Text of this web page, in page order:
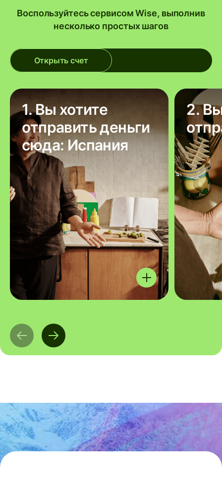
Воспользуйтесь сервисом Wise, выполнив
несколько простых шагов
Открыть счет
1. Вы хотите
отправить деньги
сюда: Испания
2.